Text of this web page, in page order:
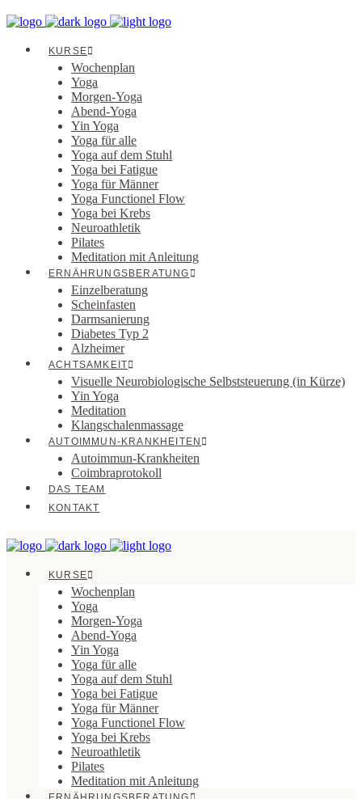
KURSE
Wochenplan
Yoga
Morgen-Yoga
Abend-Yoga
Yin Yoga
Yoga für alle
Yoga auf dem Stuhl
Yoga bei Fatigue
Yoga für Männer
Yoga Functionel Flow
Yoga bei Krebs
Neuroathletik
Pilates
Meditation mit Anleitung
ERNÄHRUNGSBERATUNG
Einzelberatung
Scheinfasten
Darmsanierung
Diabetes Typ 2
Alzheimer
ACHTSAMKEIT
Visuelle Neurobiologische Selbststeuerung (in Kürze)
Yin Yoga
Meditation
Klangschalenmassage
AUTOIMMUN-KRANKHEITEN
Autoimmun-Krankheiten
Coimbraprotokoll
DAS TEAM
KONTAKT
KURSE
Wochenplan
Yoga
Morgen-Yoga
Abend-Yoga
Yin Yoga
Yoga für alle
Yoga auf dem Stuhl
Yoga bei Fatigue
Yoga für Männer
Yoga Functionel Flow
Yoga bei Krebs
Neuroathletik
Pilates
Meditation mit Anleitung